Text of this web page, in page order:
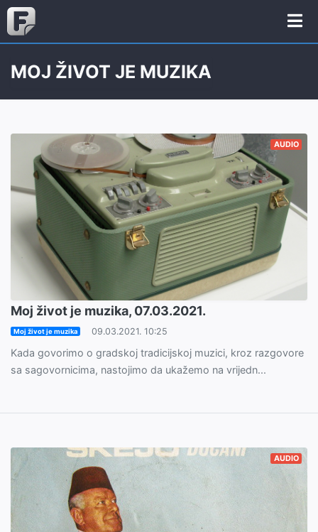
MOJ ŽIVOT JE MUZIKA
AUDIO
Moj život je muzika, 07.03.2021.
Moj život je muzika 09.03.2021. 10:25
Kada govorimo o gradskoj tradicijskoj muzici, kroz razgovore
sa sagovornicima, nastojimo da ukažemo na vrijedn...
AUDIO